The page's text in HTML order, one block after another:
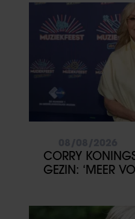
CORRY
GEZIN: ‘MEER